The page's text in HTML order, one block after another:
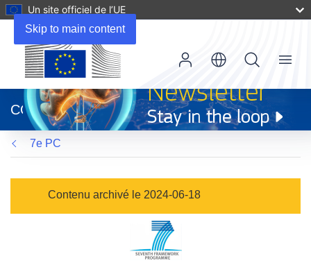
Skip to main content
Un site officiel de l’UE
dans
une
nouvelle
fenêtre)
CORDIS
Menu
7e PC
Contenu archivé le 2024-06-18